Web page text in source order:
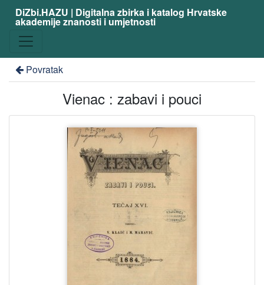
DiZbi.HAZU | Digitalna zbirka i katalog Hrvatske
akademije znanosti i umjetnosti
Povratak
Vienac : zabavi i pouci